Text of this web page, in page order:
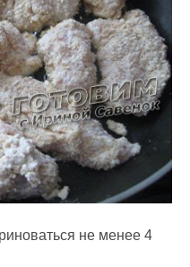
не менее 4